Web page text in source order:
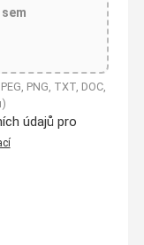
PNG, TXT, DOC,
údajů pro